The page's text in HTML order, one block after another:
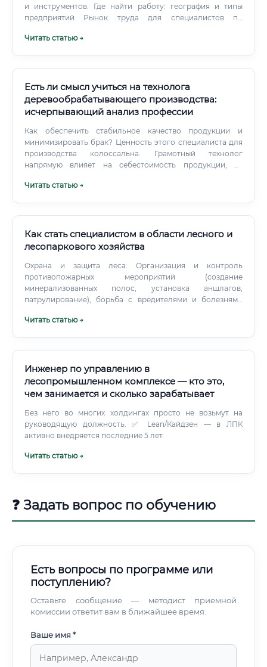
и инструментов. Где найти работу: география и типы
предприятий Рынок труда для специалистов по
Читать статью →
Есть ли смысл учиться на технолога
деревообрабатывающего производства:
исчерпывающий анализ профессии
Как обеспечить стабильное качество продукции и
минимизировать брак? Ценность этого специалиста для
производства колоссальна. Грамотный технолог
напрямую влияет на себестоимость продукции, ее
на прибыль компании.
Читать статью →
Как стать специалистом в области лесного и
лесопаркового хозяйства
Охрана и защита леса: Организация и контроль
противопожарных мероприятий (создание
минерализованных полос, установка аншлагов,
патрулирование), борьба с вредителями и болезнями
другим лесонарушениям. Лесовосстановление и
Контрольно-надзорная деятельность: В качестве
государственного лесного инспектора специалист
осуществляет надзор за соблюдением лесного
законодательства всеми лесопользователями.
Читать статью →
Инженер по управлению в
лесопромышленном комплексе — кто это,
чем занимается и сколько зарабатывает
Без него во многих холдингах просто не возьмут на
руководящую должность. ✅ Lean/Кайдзен — в ЛПК
активно внедряется последние 5 лет.
Читать статью →
❓ Задать вопрос по обучению
Есть вопросы по программе или
поступлению?
Оставьте сообщение — методист приемной
комиссии ответит вам в ближайшее время.
Ваше имя *